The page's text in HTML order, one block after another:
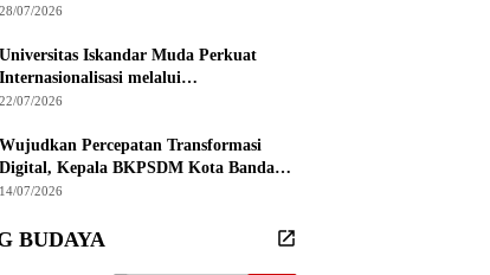
Lamteumen Timur Banda Aceh
28/07/2026
Universitas Iskandar Muda Perkuat
Internasionalisasi melalui
Penandatanganan MoU dengan
Selatan
22/07/2026
Wujudkan Percepatan Transformasi
Digital, Kepala BKPSDM Kota Banda
Aceh Ajak ASN Manfaatkan Lemari
14/07/2026
BUDAYA